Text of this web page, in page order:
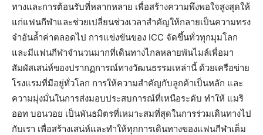
ทางและการต้อนรับที่หลากหลาย เพื่อสร้างความพึงพอใจสูงสุดให้
แก่แฟนกีฬาและช่วยเปลี่ยนช่วงเวลาสำคัญให้กลายเป็นความทรง
จำอันล้ำค่าตลอดไป การแข่งขันของ ICC จัดขึ้นทั่วทุกมุมโลก
และมีแฟนกีฬาจำนวนมากที่เดินทางไกลหลายพันไมล์เพื่อมา
สัมผัสเสน่ห์ของปรากฏการณ์ทางวัฒนธรรมเหล่านี้ ด้วยเครือข่าย
โรงแรมที่มีอยู่ทั่วโลก การให้ความสำคัญกับลูกค้าเป็นหลัก และ
ความมุ่งมั่นในการส่งมอบประสบการณ์ที่เหนือระดับ ทำให้ แมริ
ออท บอนวอย เป็นพันธมิตรที่เหมาะสมที่สุดในการร่วมเดินทางไป
กับเรา เพื่อสร้างเสน่ห์และทำให้ทุกการเดินทางของแฟนกีฬาเต็ม